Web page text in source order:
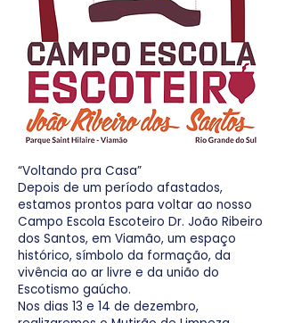
“Voltando pra Casa”
Depois de um período afastados,
estamos prontos para voltar ao nosso
Campo Escola Escoteiro Dr. João Ribeiro
dos Santos, em Viamão, um espaço
histórico, símbolo da formação, da
vivência ao ar livre e da união do
Escotismo gaúcho.
Nos dias 13 e 14 de dezembro,